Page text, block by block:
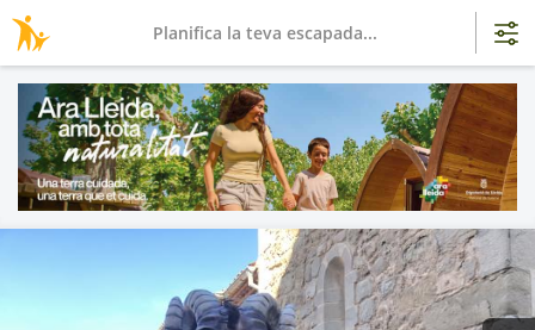
Planifica la teva escapada...